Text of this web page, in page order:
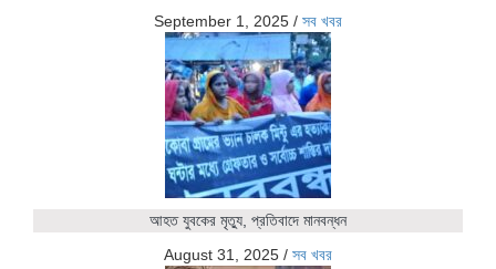
September 1, 2025 / সব খবর
আহত যুবকের মৃত্যু, প্রতিবাদে মানবন্ধন
August 31, 2025 / সব খবর